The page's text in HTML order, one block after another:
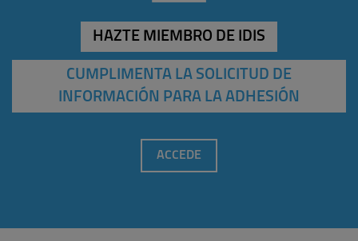
HAZTE MIEMBRO DE IDIS
CUMPLIMENTA LA SOLICITUD DE
INFORMACIÓN PARA LA ADHESIÓN
ACCEDE